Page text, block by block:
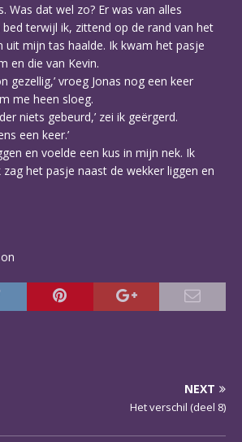
Was dat wel zo? Er was van alles
bed terwijl ik, zittend op de rand van het
uit mijn tas haalde. Ik kwam het pasje
en die van Kevin.
gezellig,’ vroeg Jonas nog een keer
me heen sloeg.
niets gebeurd,’ zei ik geërgerd.
een keer.’
en voelde een kus in mijn nek. Ik
het pasje naast de wekker liggen en
NEXT
Het verschil (deel 8)